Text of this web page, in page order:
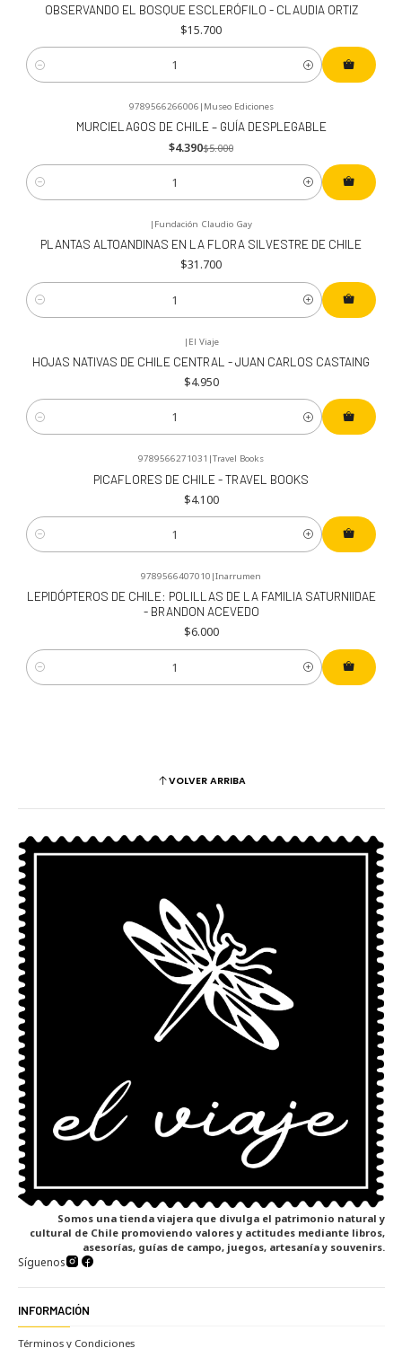
OBSERVANDO EL BOSQUE ESCLERÓFILO - CLAUDIA ORTIZ
$15.700
Cantidad
OFF
9789566266006 | Museo Ediciones
MURCIELAGOS DE CHILE – GUÍA DESPLEGABLE
$4.390$5.000
Cantidad
| Fundación Claudio Gay
PLANTAS ALTOANDINAS EN LA FLORA SILVESTRE DE CHILE
$31.700
Cantidad
| El Viaje
HOJAS NATIVAS DE CHILE CENTRAL - JUAN CARLOS CASTAING
$4.950
Cantidad
9789566271031 |Travel Books
PICAFLORES DE CHILE - TRAVEL BOOKS
$4.100
Cantidad
9789566407010 |Inarrumen
LEPIDÓPTEROS DE CHILE: POLILLAS DE LA FAMILIA SATURNIIDAE
- BRANDON ACEVEDO
$6.000
Cantidad
VOLVER ARRIBA
Somos una tienda viajera que divulga el patrimonio natural y
cultural de Chile promoviendo valores y actitudes mediante libros,
asesorías, guías de campo, juegos, artesanía y souvenirs.
Síguenos
INFORMACIÓN
Términos y Condiciones